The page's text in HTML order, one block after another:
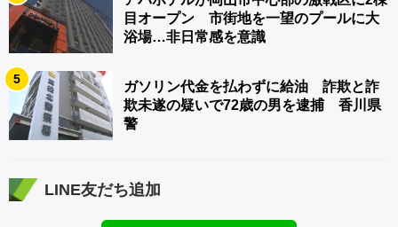
目オープン 市街地を一望のプールに大
浴場…非日常感を意識
5
ガソリン代金を払わずに給油 詐欺と詐
欺未遂の疑いで72歳の男を逮捕 香川県
警
LINE友だち追加